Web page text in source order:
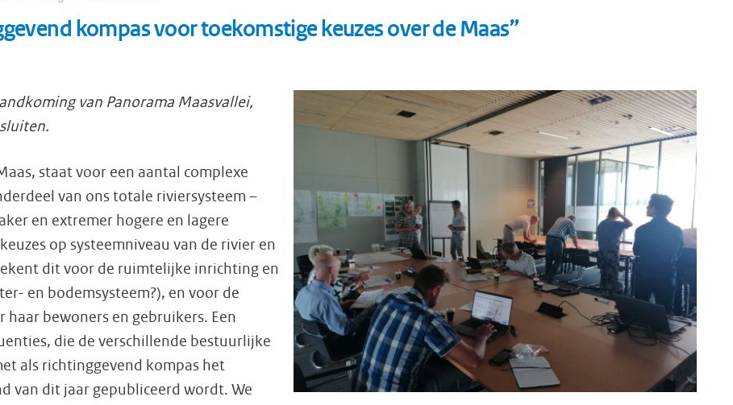
kompas voor toekomstige keuzes over de Maas”
van Panorama Maasvallei,
staat voor een aantal complexe
van ons totale riviersysteem –
en extremer hogere en lagere
op systeemniveau van de rivier en
dit voor de ruimtelijke inrichting en
en bodemsysteem?), en voor de
bewoners en gebruikers. Een
die de verschillende bestuurlijke
als richtinggevend kompas het
van dit jaar gepubliceerd wordt. We